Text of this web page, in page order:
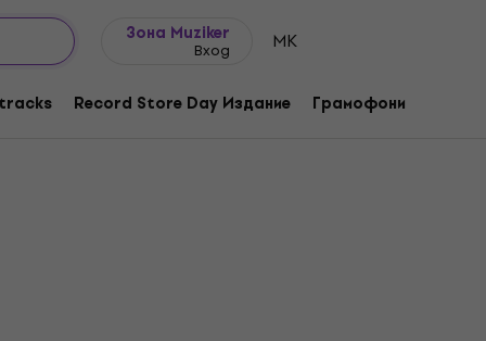
Зона Muziker
Вход MK
Record Store Day Издание Грамофони